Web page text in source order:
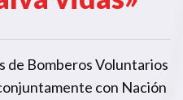
de Bomberos Voluntarios
con Nación